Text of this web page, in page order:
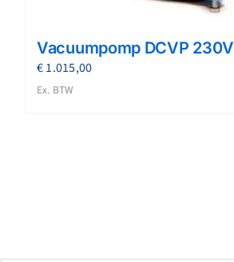
Vacuumpomp DCVP 230V
€1.015,00
Ex. BTW